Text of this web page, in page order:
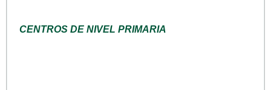
CENTROS DE NIVEL PRIMARIA